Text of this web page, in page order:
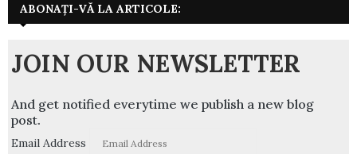
ABONAȚI-VĂ LA ARTICOLE:
JOIN OUR NEWSLETTER
And get notified everytime we publish a new blog
post.
Email Address